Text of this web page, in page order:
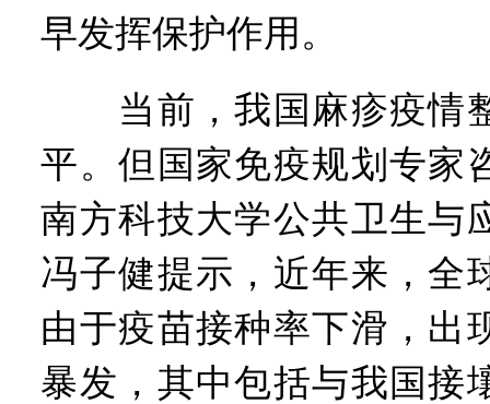
早发挥保护作用。
当前，我国麻疹疫情
平。但国家免疫规划专家
南方科技大学公共卫生与
冯子健提示，近年来，全
由于疫苗接种率下滑，出
暴发，其中包括与我国接